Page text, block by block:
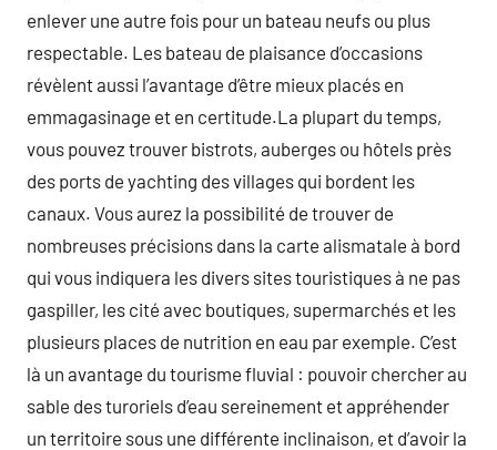
enlever une autre fois pour un bateau neufs ou plus
respectable. Les bateau de plaisance d’occasions
révèlent aussi l’avantage d’être mieux placés en
emmagasinage et en certitude.La plupart du temps,
vous pouvez trouver bistrots, auberges ou hôtels près
des ports de yachting des villages qui bordent les
canaux. Vous aurez la possibilité de trouver de
nombreuses précisions dans la carte alismatale à bord
qui vous indiquera les divers sites touristiques à ne pas
gaspiller, les cité avec boutiques, supermarchés et les
plusieurs places de nutrition en eau par exemple. C’est
là un avantage du tourisme fluvial : pouvoir chercher au
sable des turoriels d’eau sereinement et appréhender
un territoire sous une différente inclinaison, et d’avoir la